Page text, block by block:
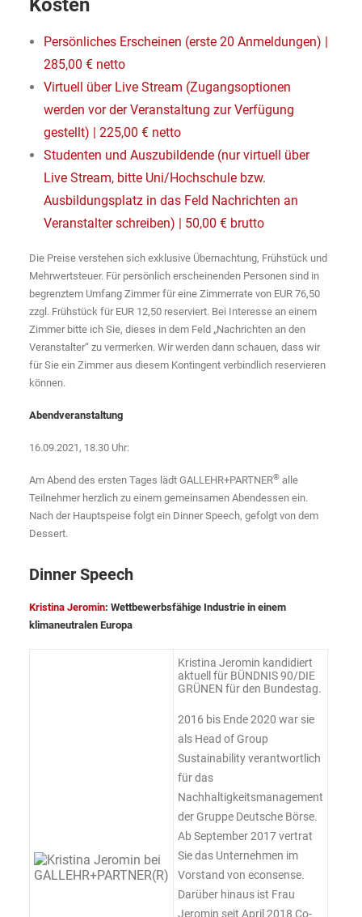
Kosten
Persönliches Erscheinen (erste 20 Anmeldungen) |
285,00 € netto
Virtuell über Live Stream (Zugangsoptionen
werden vor der Veranstaltung zur Verfügung
gestellt) | 225,00 € netto
Studenten und Auszubildende (nur virtuell über
Live Stream, bitte Uni/Hochschule bzw.
Ausbildungsplatz in das Feld Nachrichten an
Veranstalter schreiben) | 50,00 € brutto
Die Preise verstehen sich exklusive Übernachtung, Frühstück und
Mehrwertsteuer. Für persönlich erscheinenden Personen sind in
begrenztem Umfang Zimmer für eine Zimmerrate von EUR 76,50
zzgl. Frühstück für EUR 12,50 reserviert. Bei Interesse an einem
Zimmer bitte ich Sie, dieses in dem Feld „Nachrichten an den
Veranstalter“ zu vermerken. Wir werden dann schauen, dass wir
für Sie ein Zimmer aus diesem Kontingent verbindlich reservieren
können.
Abendveranstaltung
16.09.2021, 18.30 Uhr:
Am Abend des ersten Tages lädt GALLEHR+PARTNER® alle
Teilnehmer herzlich zu einem gemeinsamen Abendessen ein.
Nach der Hauptspeise folgt ein Dinner Speech, gefolgt von dem
Dessert.
Dinner Speech
Kristina Jeromin: Wettbewerbsfähige Industrie in einem
klimaneutralen Europa
Kristina Jeromin kandidiert
aktuell für BÜNDNIS 90/DIE
GRÜNEN für den Bundestag.
2016 bis Ende 2020 war sie
als Head of Group
Sustainability verantwortlich
für das
Nachhaltigkeitsmanagement
der Gruppe Deutsche Börse.
Ab September 2017 vertrat
Sie das Unternehmen im
Vorstand von econsense.
Darüber hinaus ist Frau
Jeromin seit April 2018 Co-